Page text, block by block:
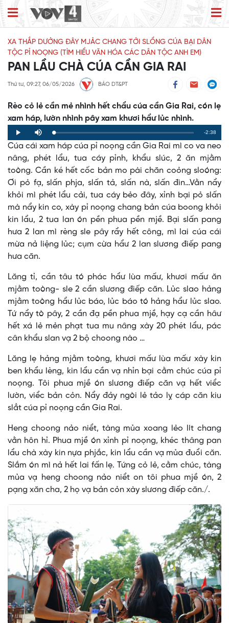
XA THẮP DƯỞNG ĐÂY MJẢC CHANG TỞI SLỔNG CÚA BẠI DÂN
TỘC PỈ NOỌNG (TÌM HIỂU VĂN HÓA CÁC DÂN TỘC ANH EM)
PAN LẦU CHÀ CÚA CẦN GIA RAI
Thứ tư, 09:27, 06/05/2026 BÁO DT&PT
Rèo cỏ lẻ cần mẻ nhình hết chẩu cúa cần Gia Rai, cón lẹ
xam háp, lườn nhình pây xam khươi hẩư lủc nhình.
Play Mute Loaded:
0%
Progress:
0%
Remaining
Time
-2:38
Cúa cái xam háp cúa pỉ noọng cần Gia Rai mì co va neo
nâng, phét lẩu, tua cáy pỉnh, khẩu slúc, 2 ăn mjằm
toòng. Cần ké hết cốc bản mo pài chăn coỏng sloóng:
Ơi pỏ fạ, slấn phja, slấn tả, slấn nà, slấn đin…Vằn nẩy
khỏi mì phét lẩu cải, tua cáy bẻo đây, xỉnh bại pỏ slấn
mà nẩy kin co, xày pỉ noọng chang bản cúa boong khỏi
kin lẩu, 2 tua lan ón pền phua pền mjề. Bại slấn pang
hưa 2 lan mì rèng sle pây rẩy hết công, mì lai cúa cái
mừa nả liệng lủc; cụm cừa hẩư 2 lan slương điếp pang
hưa căn.
Lăng tỉ, cần tâu tó phác hẩư lùa mấư, khươi mấư ăn
mjằm toòng- sle 2 cần slương điếp căn. Lủc slao hảng
mjằm toòng hẩư lủc báo, lủc báo tó hảng hẩư lủc slao.
Tứ nẩy tò pây, 2 cần đạ pền phua mjề, hạy cạ cần hâư
hết xá lẻ mẻn phạt tua mu nâng xày 20 phét lẩu, pác
cân khẩu slan vạ 2 bộ choong nào …
Lăng lẹ hảng mjằm toòng, khươi mấư lùa mấư xày kin
ben khẩu lèng, kin lẩu cần vạ nhỉn bại cằm chúc cúa pỉ
noọng. Tôi phua mjề ón slương điếp căn vạ hết viểc
lườn, viểc bản cỏn. Nẩy đảy ngòi lẻ tảo lỵ cáp căn kiu
slẳt cúa pỉ noọng cần Gia Rai.
Heng choong nảo niểt, tàng mủa xoang lẻo lít chang
vằn hôn hỉ. Phua mjề ón xỉnh pỉ noọng, khéc thâng pan
lẩu chà xày kin nựa phjắc, kin lẩu cần vạ mủa đuổi căn.
Slắm ón mì nả hết lai fấn lẹ. Tứng cỏ lẻ, cằm chúc, tàng
mủa vạ heng choong nảo niểt on tôi phua mjề ón, 2
pạng xăn cha, 2 họ vạ bản cỏn xày slương điếp căn./.